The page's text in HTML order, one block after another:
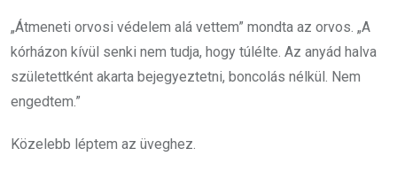
„Átmeneti orvosi védelem alá vettem” mondta az orvos. „A
kórházon kívül senki nem tudja, hogy túlélte. Az anyád halva
születettként akarta bejegyeztetni, boncolás nélkül. Nem
engedtem.”
Közelebb léptem az üveghez.